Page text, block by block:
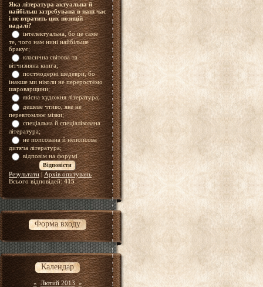
Яка література актуальна й
найбільш затребувана в наш час
і не втратить цих позицій
надалі?
інтелектуальна, бо це саме
те, чого нам нині найбільше
бракує;
класична світова та
вітчизняна книга;
постмодерні шедеври, бо
інакше ми ніколи не переростемо
шароварщини;
якісна художня література;
дешеве чтиво, яке не
перевтомлює мізки;
спеціальна й спеціалізована
література;
не попсована й непопсова
дитяча література;
відповім на форумі
Результати|Архів опитувань
Всього відповідей:415
Форма входу
Календар
« Лютий 2013 »